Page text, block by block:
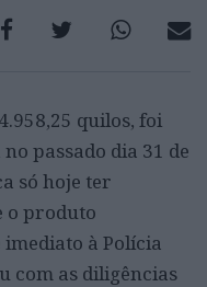
quilos, foi
passado dia 31 de
só hoje ter
o produto
à Polícia
com as diligências